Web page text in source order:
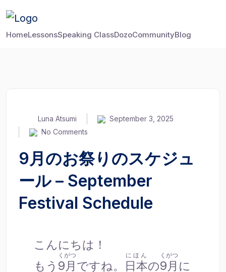
HomeLessonsSpeaking ClassDozoCommunityBlog
Luna Atsumi
September 3, 2025
No Comments
9月のお祭りのスケジュ
ール – September
Festival Schedule
こんにちは！
もう 9月
くがつ
ですね。 日本
にほん
の9月
くがつ
に